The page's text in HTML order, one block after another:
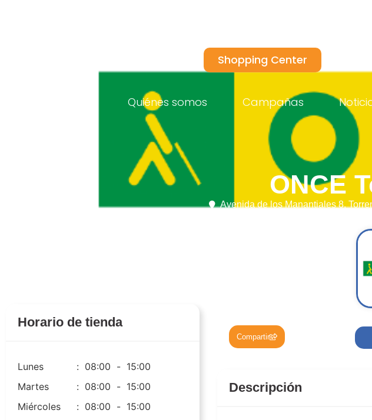
Shopping Center
Quiénes somos Campañas
ONCE
Avenida de los Manantiales 8,
Horario de tienda
Lunes : 08:00 - 15:00
Martes
: 08:00 - 15:00
Miércoles
: 08:00 - 15:00
Compartir
Descripción